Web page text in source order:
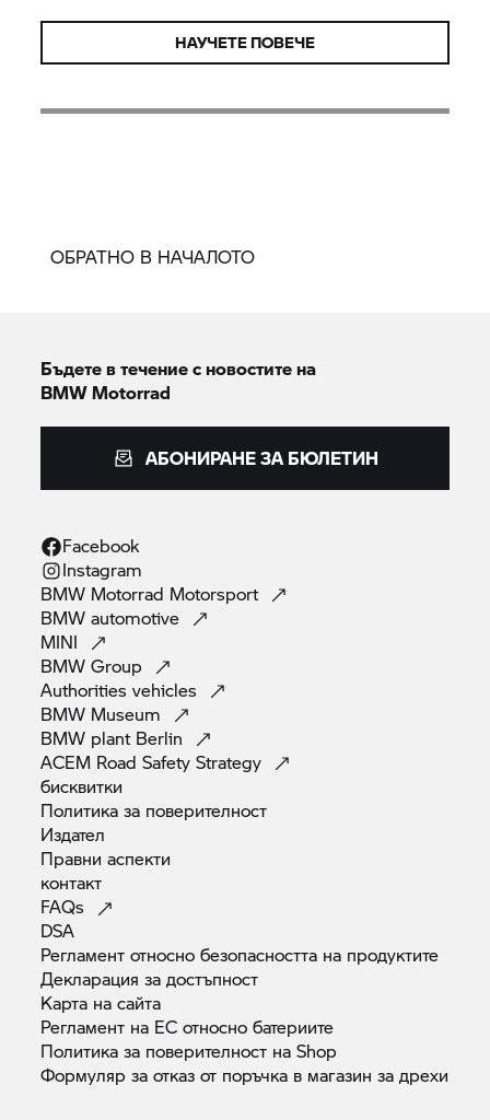
НАУЧЕТЕ ПОВЕЧЕ
ОБРАТНО В НАЧАЛОТО
Бъдете в течение с новостите на
BMW Motorrad
АБОНИРАНЕ ЗА БЮЛЕТИН
Facebook
Instagram
BMW Motorrad Motorsport
BMWautomotive
MINI
BMWGroup
Authoritiesvehicles
BMW Museum
BMW plant Berlin
ACEM Road SafetyStrategy
бисквитки
Политика за поверителност
Издател
Правниаспекти
контакт
FAQs
DSA
Регламент относно безопасността на продуктите
Декларация задостъпност
Карта насайта
Регламент на ЕС относнобатериите
Политика за поверителност наShop
Формуляр за отказ от поръчка в магазин задрехи